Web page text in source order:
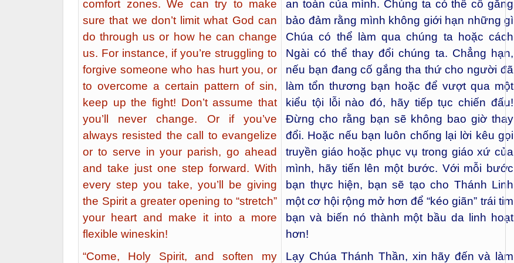
comfort zones. We can try to make
sure that we don’t limit what God can
do through us or how he can change
us. For instance, if you’re struggling to
forgive someone who has hurt you, or
to overcome a certain pattern of sin,
keep up the fight! Don’t assume that
you’ll never change. Or if you’ve
always resisted the call to evangelize
or to serve in your parish, go ahead
and take just one step forward. With
every step you take, you’ll be giving
the Spirit a greater opening to “stretch”
your heart and make it into a more
flexible wineskin!
“Come, Holy Spirit, and soften my
an toàn của mình. Chúng ta có thể cố gắng
bảo đảm rằng mình không giới hạn những gì
Chúa có thể làm qua chúng ta hoặc cách
Ngài có thể thay đổi chúng ta. Chẳng hạn,
nếu bạn đang cố gắng tha thứ cho người đã
làm tổn thương bạn hoặc để vượt qua một
kiểu tội lỗi nào đó, hãy tiếp tục chiến đấu!
Đừng cho rằng bạn sẽ không bao giờ thay
đổi. Hoặc nếu bạn luôn chống lại lời kêu gọi
truyền giáo hoặc phục vụ trong giáo xứ của
mình, hãy tiến lên một bước. Với mỗi bước
bạn thực hiện, bạn sẽ tạo cho Thánh Linh
một cơ hội rộng mở hơn để “kéo giãn” trái tim
bạn và biến nó thành một bầu da linh hoạt
hơn!
Lạy Chúa Thánh Thần, xin hãy đến và làm